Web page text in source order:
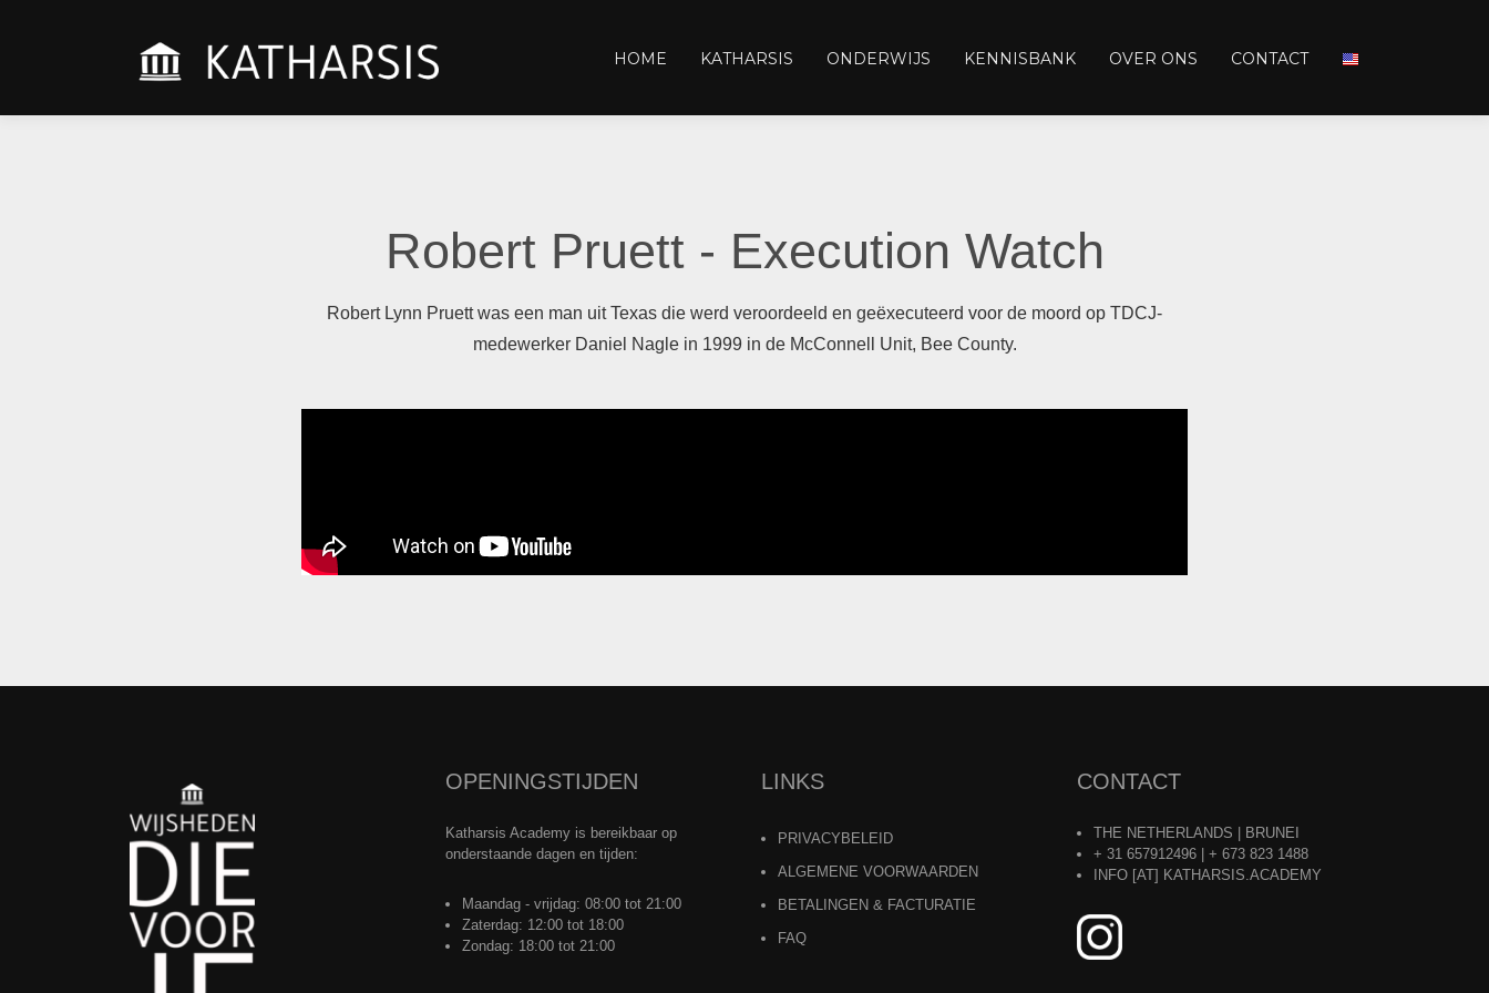
HOME KATHARSIS ONDERWIJS KENNISBANK OVER ONS CONTACT
Robert Pruett - Execution Watch
Robert Lynn Pruett was een man uit Texas die werd veroordeeld en geëxecuteerd voor de moord op TDCJ-
medewerker Daniel Nagle in 1999 in de McConnell Unit, Bee County.
OPENINGSTIJDEN
Katharsis Academy is bereikbaar op
onderstaande dagen en tijden:
Maandag - vrijdag: 08:00 tot 21:00
Zaterdag: 12:00 tot 18:00
Zondag: 18:00 tot 21:00
LINKS
PRIVACYBELEID
ALGEMENE VOORWAARDEN
BETALINGEN & FACTURATIE
FAQ
CONTACT
THE NETHERLANDS | BRUNEI
+ 31 657912496 | + 673 823 1488
INFO [AT] KATHARSIS.ACADEMY